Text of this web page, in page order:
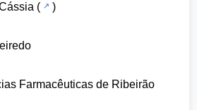
(
)
Farmacêuticas de Ribeirão